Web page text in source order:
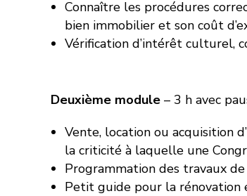
Connaître les procédures
bien immobilier et son coût
Vérification d’intérêt culturel,
Deuxième module – 3 h avec
Vente, location ou acquisition
la criticité à laquelle une
Programmation des travaux
Petit guide pour la